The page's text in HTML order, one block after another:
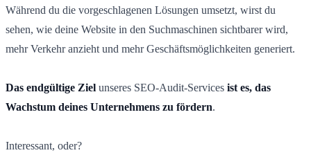
Während du die vorgeschlagenen Lösungen umsetzt, wirst du
sehen, wie deine Website in den Suchmaschinen sichtbarer wird,
mehr Verkehr anzieht und mehr Geschäftsmöglichkeiten generiert.
Das endgültige Ziel unseres SEO-Audit-Services ist es, das
Wachstum deines Unternehmens zu fördern.
Interessant, oder?